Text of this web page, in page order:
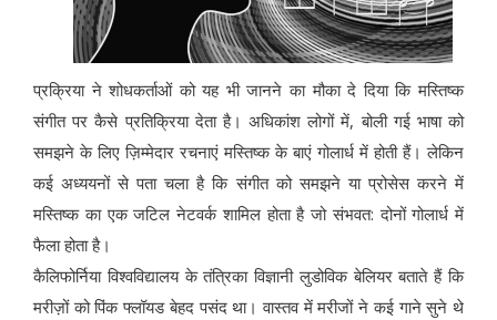
प्रक्रिया ने शोधकर्ताओं को यह भी जानने का मौका दे दिया कि मस्तिष्क
संगीत पर कैसे प्रतिक्रिया देता है। अधिकांश लोगों में, बोली गई भाषा को
समझने के लिए ज़िम्मेदार रचनाएं मस्तिष्क के बाएं गोलार्ध में होती हैं। लेकिन
कई अध्ययनों से पता चला है कि संगीत को समझने या प्रोसेस करने में
मस्तिष्क का एक जटिल नेटवर्क शामिल होता है जो संभवत: दोनों गोलार्ध में
फैला होता है।
कैलिफोर्निया विश्वविद्यालय के तंत्रिका विज्ञानी लुडोविक बेलियर बताते हैं कि
मरीज़ों को पिंक फ्लॉयड बेहद पसंद था। वास्तव में मरीजों ने कई गाने सुने थे